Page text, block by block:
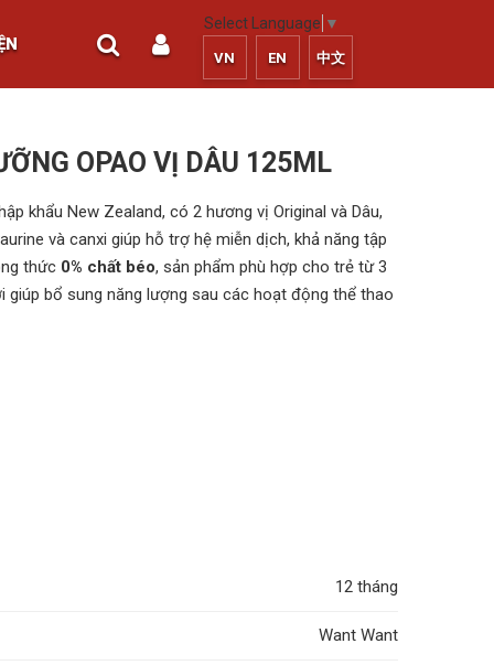
Select Language ▼
VN EN 中文
OPAO VỊ DÂU 125ML
khẩu New Zealand, có 2 hương vị Original và Dâu,
và canxi giúp hỗ trợ hệ miễn dịch, khả năng tập
thức 0% chất béo, sản phẩm phù hợp cho trẻ từ 3
bổ sung năng lượng sau các hoạt động thể thao
12 tháng
Want Want